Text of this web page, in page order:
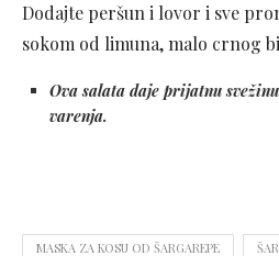
Dodajte peršun i lovor i sve
sokom od limuna, malo crnog
Ova salata daje prijatnu
varenja.
MASKA ZA KOSU OD ŠARGAREPE